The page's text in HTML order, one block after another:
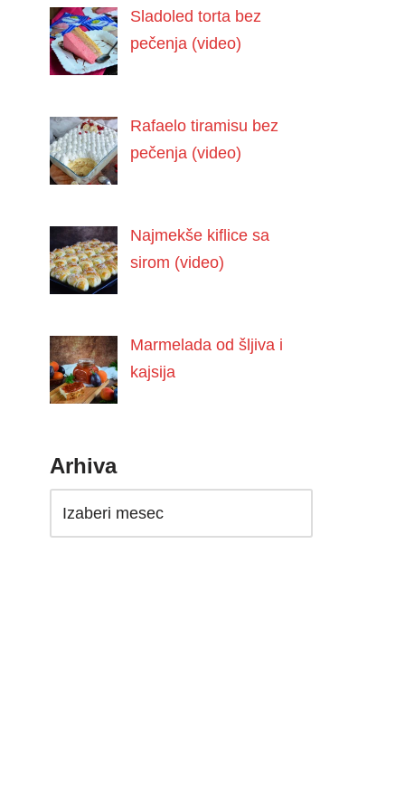
Sladoled torta bez
pečenja (video)
Rafaelo tiramisu bez
pečenja (video)
Najmekše kiflice sa
sirom (video)
Marmelada od šljiva i
kajsija
Arhiva